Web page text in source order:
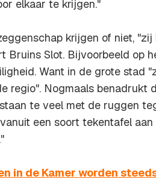
elkaar te krijgen."
krijgen of niet,
Bruins Slot. Bijvoorbeeld op
Want in de grote stad
regio". Nogmaals benadrukt
te veel met de ruggen
een soort tekentafel
in de Kamer worden